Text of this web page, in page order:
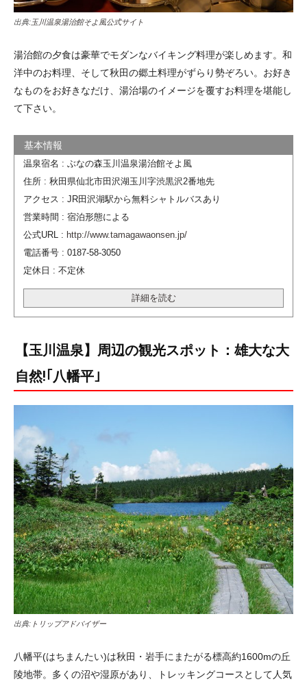
出典:玉川温泉湯治館そよ風公式サイト
湯治館の夕食は豪華でモダンなバイキング料理が楽しめます。和
洋中のお料理、そして秋田の郷土料理がずらり勢ぞろい。お好き
なものをお好きなだけ、湯治場のイメージを覆すお料理を堪能し
て下さい。
温泉宿名 : ぶなの森玉川温泉湯治館そよ風
住所 : 秋田県仙北市田沢湖玉川字渋黒沢2番地先
アクセス : JR田沢湖駅から無料シャトルバスあり
営業時間 : 宿泊形態による
公式URL : http://www.tamagawaonsen.jp/
電話番号 : 0187-58-3050
定休日 : 不定休
詳細を読む
【玉川温泉】周辺の観光スポット：雄大な大
自然!｢八幡平｣
出典: トリップアドバイザー
八幡平(はちまんたい)は秋田・岩手にまたがる標高約1600mの丘
陵地帯。多くの沼や湿原があり、トレッキングコースとして人気